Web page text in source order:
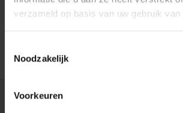
verzameld op basis van uw gebruik
Noodzakelijk
Voorkeuren
Levertijd op aanvraag
Login voor prijzen